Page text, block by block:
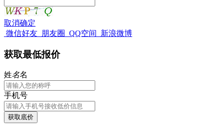
取消确定
微信好友 朋友圈 QQ空间 新浪微博
获取最低报价
姓名名
手机号
获取底价